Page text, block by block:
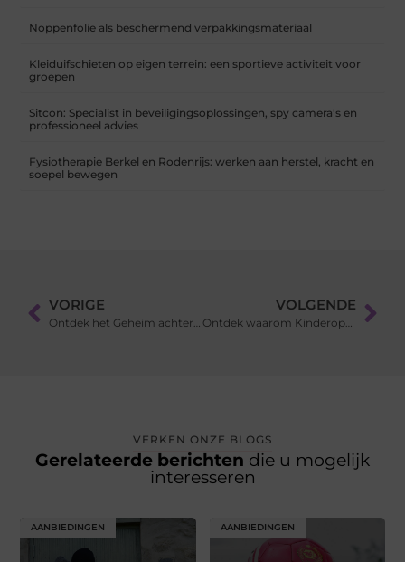
Noppenfolie als beschermend verpakkingsmateriaal
Kleiduifschieten op eigen terrein: een sportieve activiteit voor
groepen
Sitcon: Specialist in beveiligingsoplossingen, spy camera's en
professioneel advies
Fysiotherapie Berkel en Rodenrijs: werken aan herstel, kracht en
soepel bewegen
VORIGE
Ontdek het Geheim achter Makelaar Deventer en de Lokale Woningmarkt
VOLGENDE
Ontdek waarom Kinderopvang Deventer de perfecte keuze is voor je kind
VERKEN ONZE BLOGS
Gerelateerde berichten die u mogelijk
interesseren
AANBIEDINGEN AANBIEDINGEN